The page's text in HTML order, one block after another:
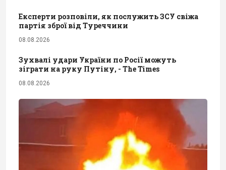
Експерти розповіли, як послужить ЗСУ свіжа
партія зброї від Туреччини
08.08.2026
Зухвалі удари України по Росії можуть
зіграти на руку Путіну, - The Times
08.08.2026